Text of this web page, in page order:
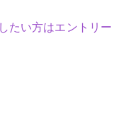
たい方はエントリー